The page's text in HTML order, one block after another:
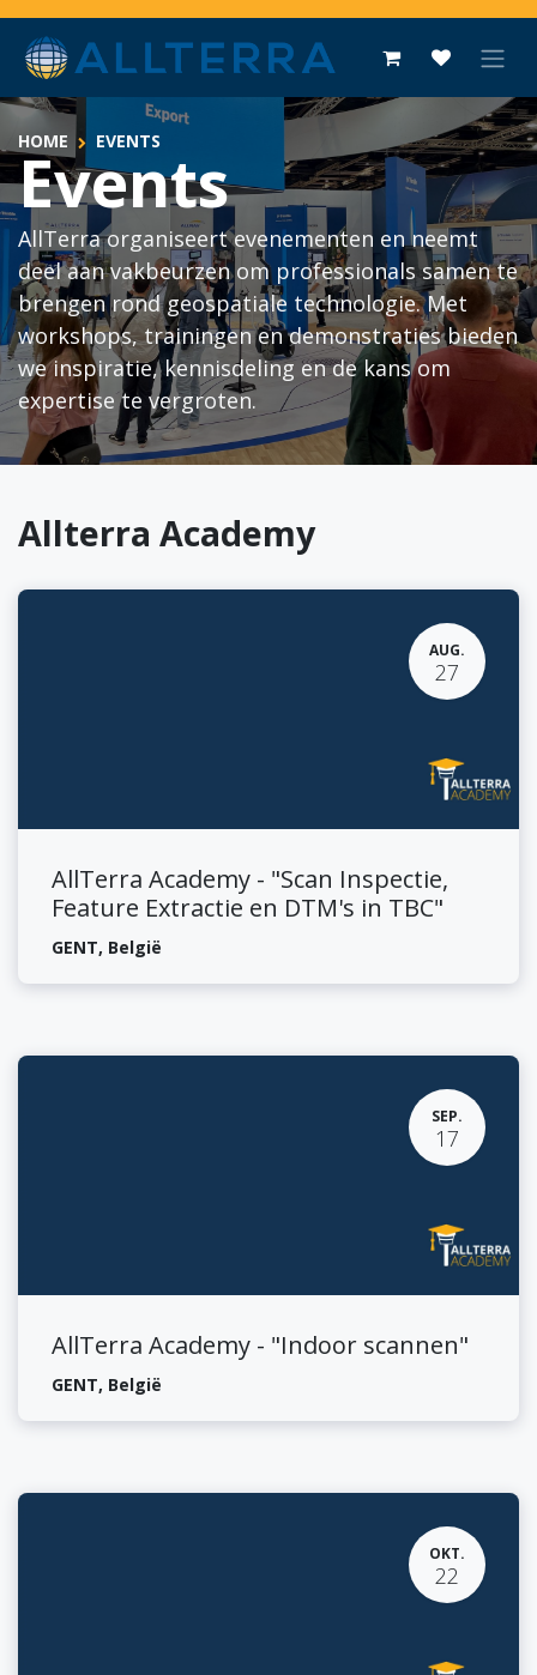
Overslaan naar inhoud
HOME EVENTS
Events
AllTerra organiseert evenementen en neemt
deel aan vakbeurzen om professionals samen te
brengen rond geospatiale technologie. Met
workshops, trainingen en demonstraties bieden
we inspiratie, kennisdeling en de kans om
expertise te vergroten.
Allterra Academy
AUG.
27
AllTerra Academy - "Scan Inspectie,
Feature Extractie en DTM's in TBC"
GENT, België
SEP.
17
AllTerra Academy - "Indoor scannen"
GENT, België
OKT.
22